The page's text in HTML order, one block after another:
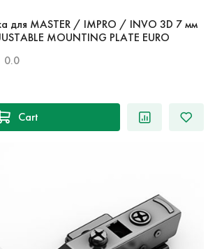
для MASTER / IMPRO / INVO 3D 7 мм
MOUNTING PLATE EURO
0.0
Cart